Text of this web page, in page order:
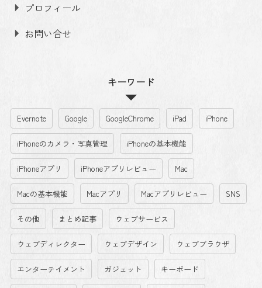
プロフィール
お問い合せ
キーワード
Evernote Google GoogleChrome iPad iPhone
iPhoneのカメラ・写真管理 iPhoneの基本機能
iPhoneアプリ iPhoneアプリレビュー Mac
Macの基本機能 Macアプリ Macアプリレビュー SNS
その他 まとめ記事 ウェブサービス
ウェブディレクター ウェブデザイン ウェブブラウザ
エンターテイメント ガジェット キーボード